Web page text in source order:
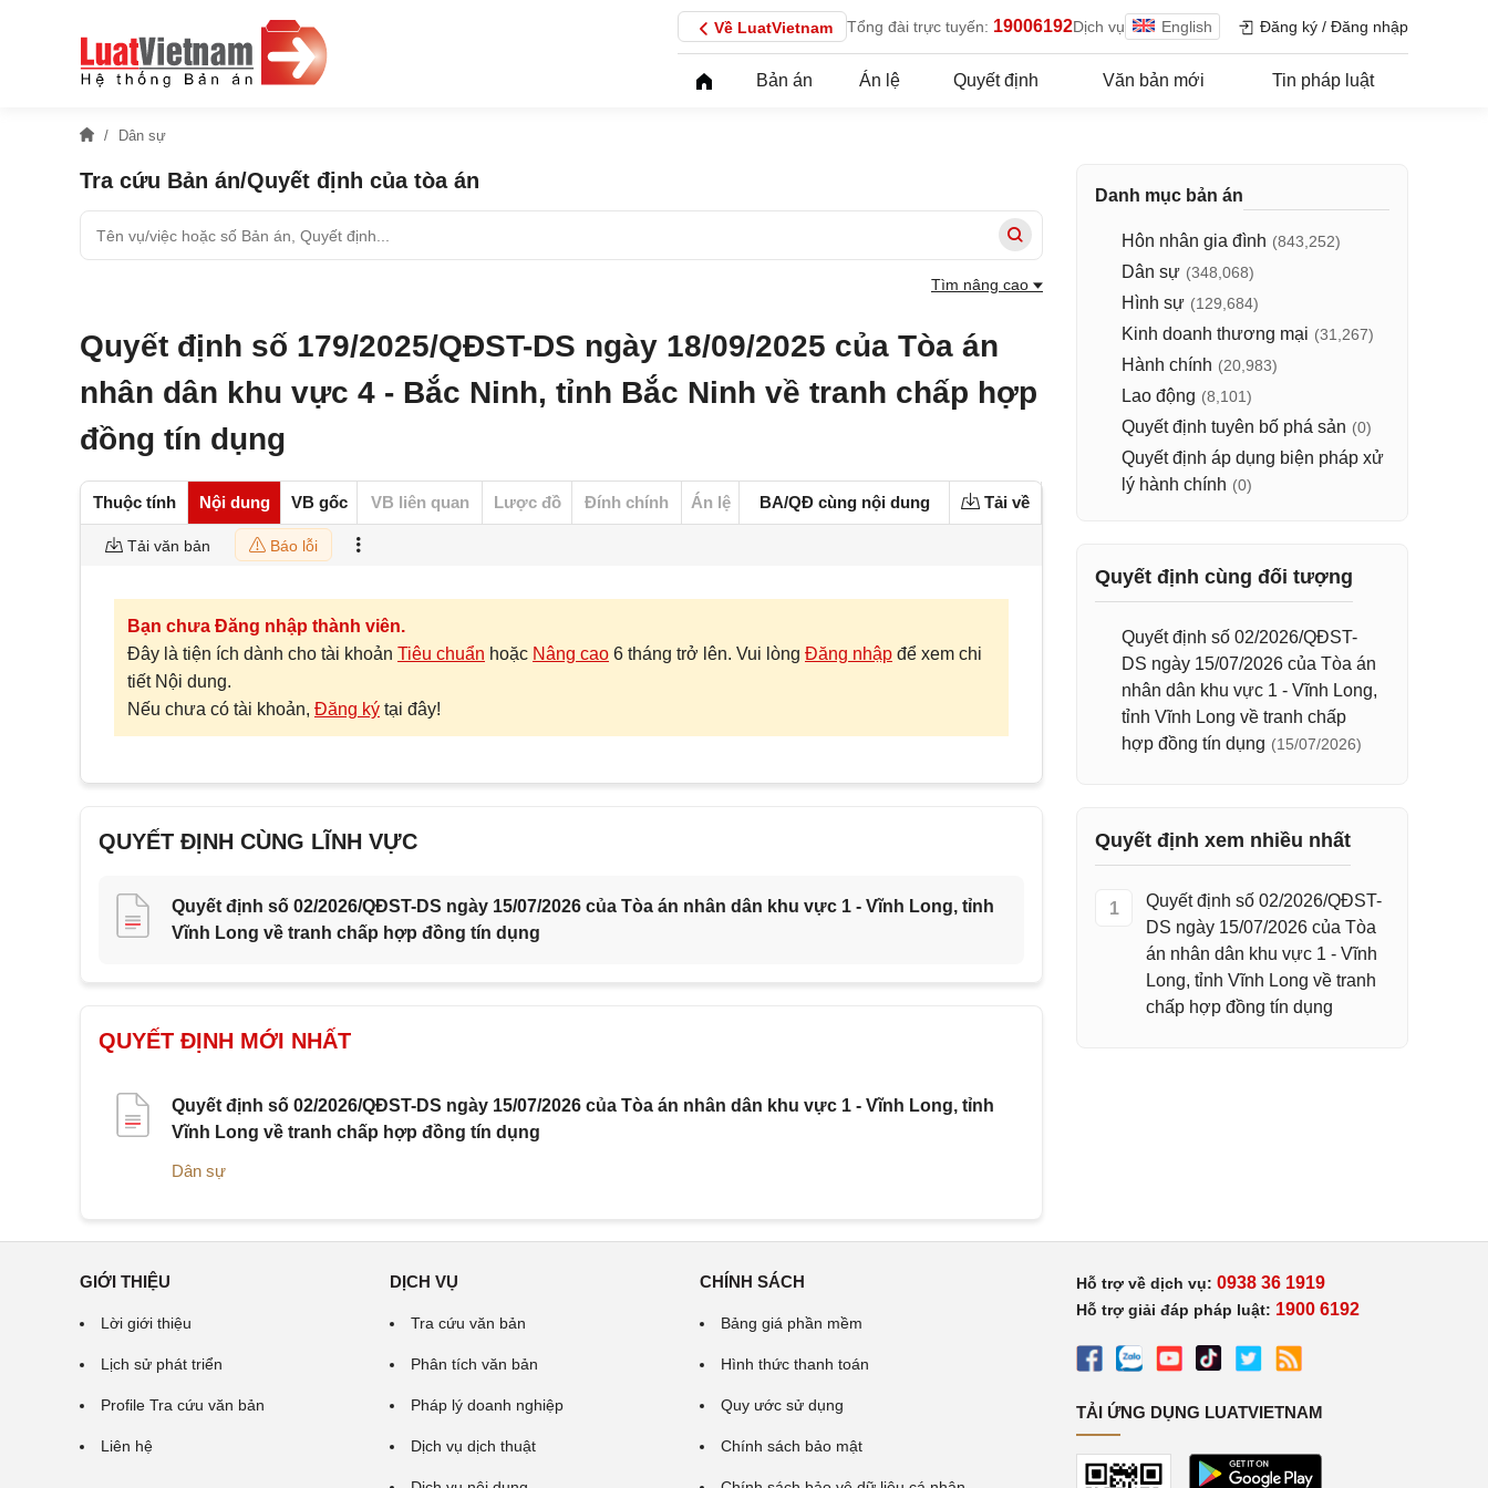
Về LuatVietnam Tổng đài trực tuyến: 19006192Dịch vụ English Đăng ký / Đăng nhập
Bản án Án lệ Quyết định Văn bản mới Tin pháp luật
Dân sự
Tra cứu Bản án/Quyết định của tòa án
Tìm nâng cao
Quyết định số 179/2025/QĐST-DS ngày 18/09/2025 của Tòa án
nhân dân khu vực 4 - Bắc Ninh, tỉnh Bắc Ninh về tranh chấp hợp
đồng tín dụng
Thuộc tính Nội dung VB gốc VB liên quan Lược đồ Đính chính Án lệ BA/QĐ cùng nội dung Tải về
Tải văn bản Báo lỗi
Bạn chưa Đăng nhập thành viên.
Đây là tiện ích dành cho tài khoản Tiêu chuẩn hoặc Nâng cao 6 tháng trở lên. Vui lòng Đăng nhập để xem chi
tiết Nội dung.
Nếu chưa có tài khoản, Đăng ký tại đây!
QUYẾT ĐỊNH CÙNG LĨNH VỰC
Quyết định số 02/2026/QĐST-DS ngày 15/07/2026 của Tòa án nhân dân khu vực 1 - Vĩnh Long, tỉnh
Vĩnh Long về tranh chấp hợp đồng tín dụng
QUYẾT ĐỊNH MỚI NHẤT
Quyết định số 02/2026/QĐST-DS ngày 15/07/2026 của Tòa án nhân dân khu vực 1 - Vĩnh Long, tỉnh
Vĩnh Long về tranh chấp hợp đồng tín dụng
Dân sự
Danh mục bản án
Hôn nhân gia đình (843,252)
Dân sự (348,068)
Hình sự (129,684)
Kinh doanh thương mại (31,267)
Hành chính (20,983)
Lao động (8,101)
Quyết định tuyên bố phá sản (0)
Quyết định áp dụng biện pháp xử
lý hành chính (0)
Quyết định cùng đối tượng
Quyết định số 02/2026/QĐST-
DS ngày 15/07/2026 của Tòa án
nhân dân khu vực 1 - Vĩnh Long,
tỉnh Vĩnh Long về tranh chấp
hợp đồng tín dụng (15/07/2026)
Quyết định xem nhiều nhất
1
Quyết định số 02/2026/QĐST-
DS ngày 15/07/2026 của Tòa
án nhân dân khu vực 1 - Vĩnh
Long, tỉnh Vĩnh Long về tranh
chấp hợp đồng tín dụng
GIỚI THIỆU
Lời giới thiệu
Lịch sử phát triển
Profile Tra cứu văn bản
Liên hệ
DỊCH VỤ
Tra cứu văn bản
Phân tích văn bản
Pháp lý doanh nghiệp
Dịch vụ dịch thuật
CHÍNH SÁCH
Bảng giá phần mềm
Hình thức thanh toán
Quy ước sử dụng
Chính sách bảo mật
Hỗ trợ về dịch vụ: 0938 36 1919
Hỗ trợ giải đáp pháp luật: 1900 6192
TẢI ỨNG DỤNG LUATVIETNAM